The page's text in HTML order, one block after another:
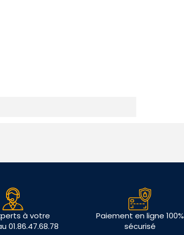
à votre
01.86.47.68.78
Paiement en ligne 100%
sécurisé